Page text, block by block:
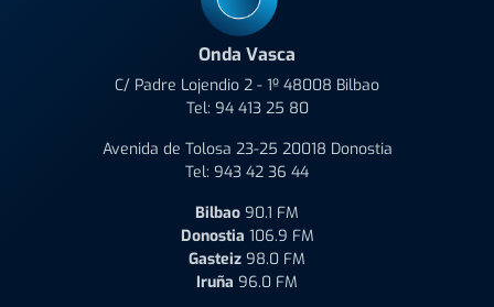
Onda Vasca
C/ Padre Lojendio 2 - 1º 48008 Bilbao
Tel: 94 413 25 80
Avenida de Tolosa 23-25 20018 Donostia
Tel: 943 42 36 44
Bilbao 90.1 FM
Donostia 106.9 FM
Gasteiz 98.0 FM
Iruña 96.0 FM